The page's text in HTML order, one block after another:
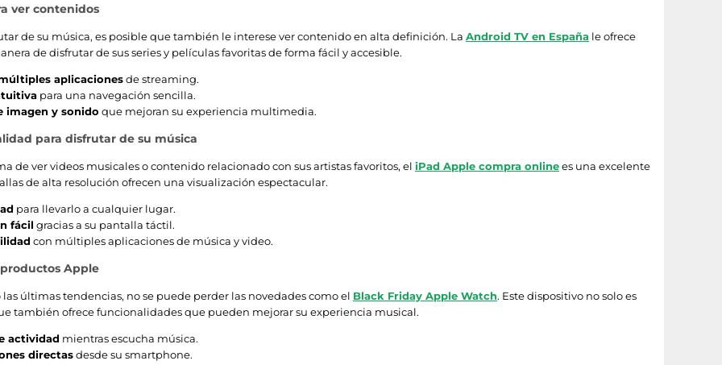
ver contenidos
de su música, es posible que también le interese ver contenido en alta definición. La Android TV en España le ofrece
de disfrutar de sus series y películas favoritas de forma fácil y accesible.
aplicacionesde streaming.
para una navegación sencilla.
imagen y sonido que mejoran su experiencia multimedia.
para disfrutar de su música
de ver videos musicales o contenido relacionado con sus artistas favoritos, el iPad Apple compra onlinees una excelente
de alta resolución ofrecen una visualización espectacular.
para llevarlo a cualquier lugar.
fácil gracias a su pantalla táctil.
con múltiples aplicaciones de música y video.
Apple
las últimas tendencias, no se puede perder las novedades como el Black Friday Apple Watch. Este dispositivo no solo es
también ofrece funcionalidades que pueden mejorar su experiencia musical.
actividad mientras escucha música.
directasdesde su smartphone.